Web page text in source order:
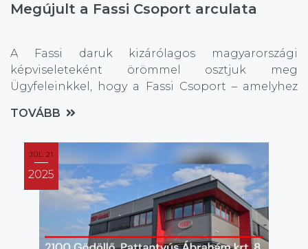
Megújult a Fassi Csoport arculata
A Fassi daruk kizárólagos magyarországi
képviseleteként örömmel osztjuk meg
Ügyfeleinkkel, hogy a Fassi Csoport – amelyhez
és Forez Bennes is tartozik – bemutatta új,
TOVÁBB
JÚL. 21
2025